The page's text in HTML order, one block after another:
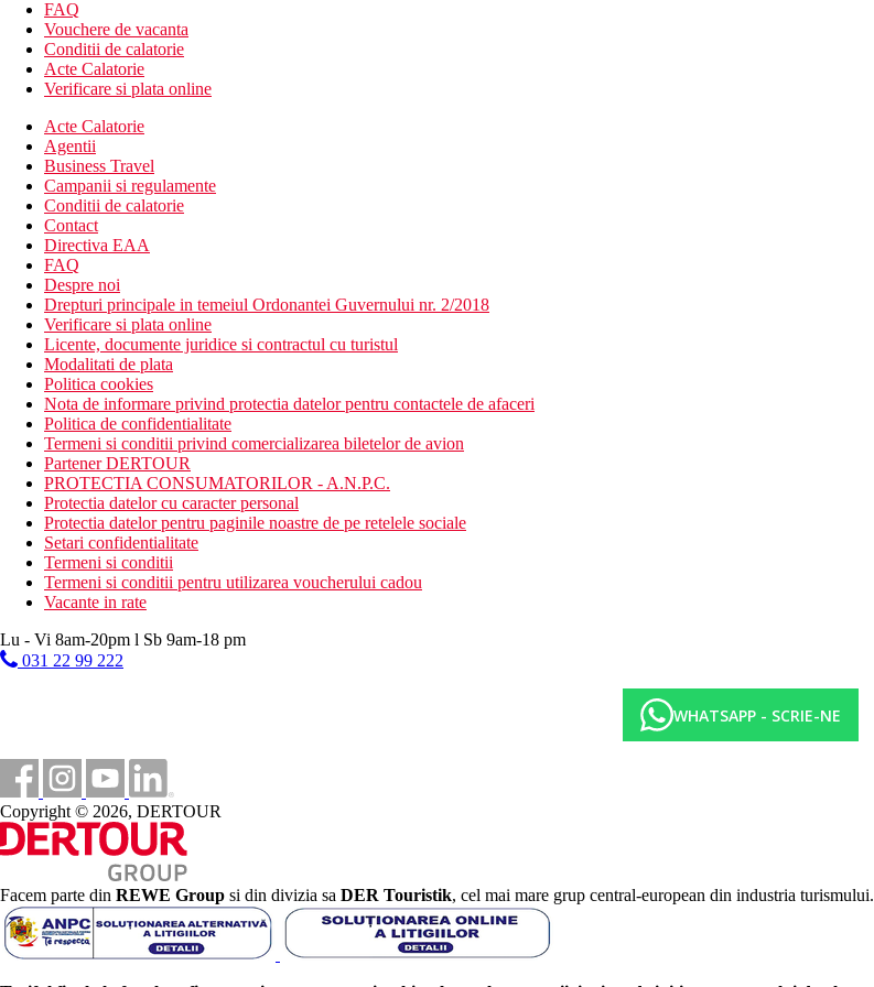
Vezi programul all inclusive.
Plajă
Plaja La Pinta cca 100 m
Plaja Torviscas cca 300 m
Ambele plaje cu nisip si intrare treptata in mare, sezlonguri si umbrele contra cost.
Activitati sportive
Gratuit: tenis de masa, squash.
Contra cost: biliard, fitness.
Copii
Piscina pentru copii, mini club, patut gratuit (la cerere).
All Inclusive
Mic dejun, pranz si cina tip bufet
Mic dejun continental tarziu (10:30 a.m.-1:00 p.m.)
Gustare usoara (1:00 p.m.–6:00 p.m.)
Cafea de dupa-amiaza, ceai si desert
Bauturi alcoolice si nealcoolice produse local selectate (10:30 a.m.-miezul noptii)
Carduri
VISA, EC/MC, AMEX, Diners Club.
Site web
https://www.belivehotels.com
Handicap
La cerere DR adaptat pentru clienti cu dizabilitati. Intrarea in piscina nu este special adaptata.
Internet
Gratuit: WiFi in hol si camere.
Contra cost: colt de internet.
Mini club nu este in functiune
Activitati de zi si de seara de 5 ori pe saptamana
Minibar numai in categoriile Adults Club si Better Together
Distanţe
FAQ
Vouchere de vacanta
Conditii de calatorie
Acte Calatorie
Verificare si plata online
Acte Calatorie
Agentii
Business Travel
Campanii si regulamente
Conditii de calatorie
Contact
Directiva EAA
FAQ
Despre noi
Drepturi principale in temeiul Ordonantei Guvernului nr. 2/2018
Verificare si plata online
Licente, documente juridice si contractul cu turistul
Modalitati de plata
Politica cookies
Nota de informare privind protectia datelor pentru contactele de afaceri
Politica de confidentialitate
Termeni si conditii privind comercializarea biletelor de avion
Partener DERTOUR
PROTECTIA CONSUMATORILOR - A.N.P.C.
Protectia datelor cu caracter personal
Protectia datelor pentru paginile noastre de pe retelele sociale
Setari confidentialitate
Termeni si conditii
Termeni si conditii pentru utilizarea voucherului cadou
Vacante in rate
Lu - Vi 8am-20pm l Sb 9am-18 pm
031 22 99 222
WHATSAPP - SCRIE-NE
Copyright © 2026, DERTOUR
Facem parte din REWE Group si din divizia sa DER Touristik, cel mai mare grup central-european din industria turismului.